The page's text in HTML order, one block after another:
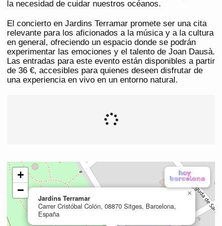
la necesidad de cuidar nuestros océanos.
El concierto en Jardins Terramar promete ser una cita
relevante para los aficionados a la música y a la cultura
en general, ofreciendo un espacio donde se podrán
experimentar las emociones y el talento de Joan Dausà.
Las entradas para este evento están disponibles a partir
de 36 €, accesibles para quienes deseen disfrutar de
una experiencia en vivo en un entorno natural.